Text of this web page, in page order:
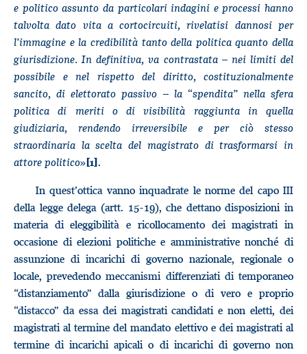
e politico assunto da particolari indagini e processi hanno
talvolta dato vita a cortocircuiti, rivelatisi dannosi per
l’immagine e la credibilità tanto della politica quanto della
giurisdizione. In definitiva, va contrastata – nei limiti del
possibile e nel rispetto del diritto, costituzionalmente
sancito, di elettorato passivo – la “spendita” nella sfera
politica di meriti o di visibilità raggiunta in quella
giudiziaria, rendendo irreversibile e per ciò stesso
straordinaria la scelta del magistrato di trasformarsi in
attore politico»[1].
In quest’ottica vanno inquadrate le norme del capo III
della legge delega (artt. 15-19), che dettano disposizioni in
materia di eleggibilità e ricollocamento dei magistrati in
occasione di elezioni politiche e amministrative nonché di
assunzione di incarichi di governo nazionale, regionale o
locale, prevedendo meccanismi differenziati di temporaneo
“distanziamento” dalla giurisdizione o di vero e proprio
“distacco” da essa dei magistrati candidati e non eletti, dei
magistrati al termine del mandato elettivo e dei magistrati al
termine di incarichi apicali o di incarichi di governo non